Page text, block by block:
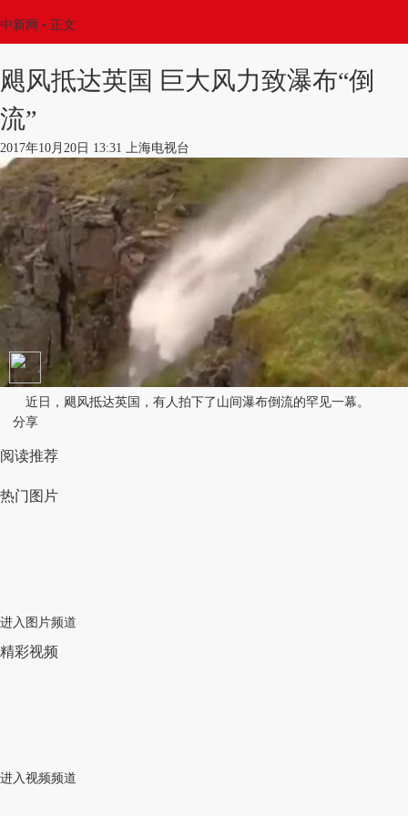
中新网 • 正文
飓风抵达英国 巨大风力致瀑布“倒
流”
2017年10月20日 13:31 上海电视台
近日，飓风抵达英国，有人拍下了山间瀑布倒流的罕见一幕。
分享
阅读推荐
热门图片
进入图片频道
精彩视频
进入视频频道